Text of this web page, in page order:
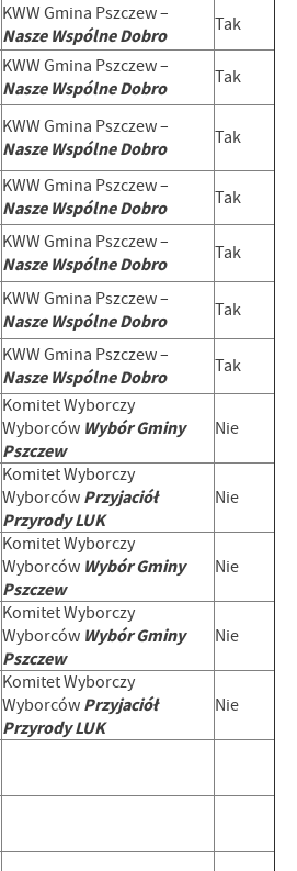
KWW Gmina Pszczew –
Nasze Wspólne Dobro Tak
KWW Gmina Pszczew –
Nasze Wspólne Dobro Tak
KWW Gmina Pszczew –
Nasze Wspólne Dobro Tak
KWW Gmina Pszczew –
Nasze Wspólne Dobro Tak
KWW Gmina Pszczew –
Nasze Wspólne Dobro Tak
KWW Gmina Pszczew –
Nasze Wspólne Dobro Tak
KWW Gmina Pszczew –
Nasze Wspólne Dobro Tak
Komitet Wyborczy
Wyborców Wybór Gminy
Pszczew
Nie
Komitet Wyborczy
Wyborców Przyjaciół
Przyrody LUK
Nie
Komitet Wyborczy
Wyborców Wybór Gminy
Pszczew
Nie
Komitet Wyborczy
Wyborców Wybór Gminy
Pszczew
Nie
Komitet Wyborczy
Wyborców Przyjaciół
Przyrody LUK
Nie